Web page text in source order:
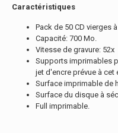
Caractéristiques
Pack de 50 CD vierges
Capacité: 700 Mo.
Vitesse de gravure: 52x
Supports imprimables
jet d'encre prévue à cet
Surface imprimable de
Surface du disque à
Full imprimable.